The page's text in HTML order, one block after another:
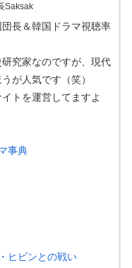
Saksak
長＆韓国ドラマ視聴率
究家なのですが、現代
が人気です（笑）
トを運営してますよ
事典
ヒビンとの戦い